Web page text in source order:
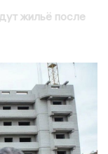
жильё после